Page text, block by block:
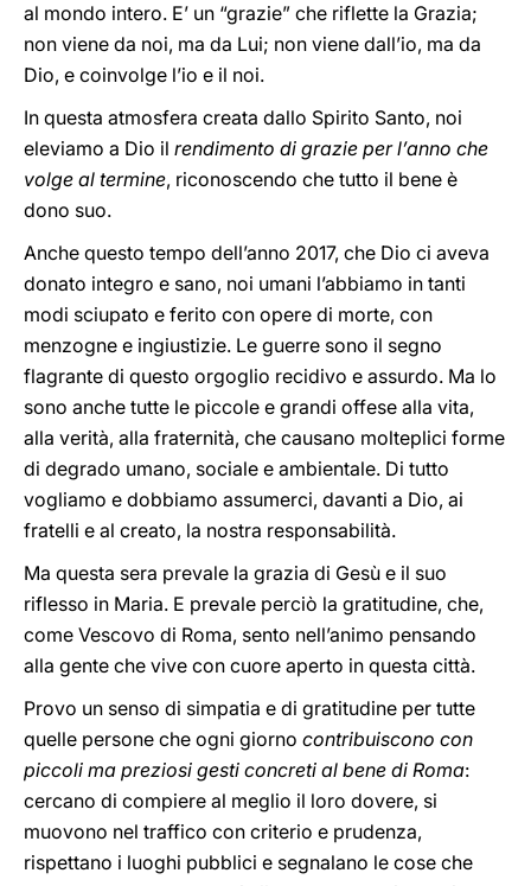
al mondo intero. E’ un “grazie” che riflette la Grazia;
non viene da noi, ma da Lui; non viene dall’io, ma da
Dio, e coinvolge l’io e il noi.
In questa atmosfera creata dallo Spirito Santo, noi
eleviamo a Dio il rendimento di grazie per l’anno che
volge al termine, riconoscendo che tutto il bene è
dono suo.
Anche questo tempo dell’anno 2017, che Dio ci aveva
donato integro e sano, noi umani l’abbiamo in tanti
modi sciupato e ferito con opere di morte, con
menzogne e ingiustizie. Le guerre sono il segno
flagrante di questo orgoglio recidivo e assurdo. Ma lo
sono anche tutte le piccole e grandi offese alla vita,
alla verità, alla fraternità, che causano molteplici forme
di degrado umano, sociale e ambientale. Di tutto
vogliamo e dobbiamo assumerci, davanti a Dio, ai
fratelli e al creato, la nostra responsabilità.
Ma questa sera prevale la grazia di Gesù e il suo
riflesso in Maria. E prevale perciò la gratitudine, che,
come Vescovo di Roma, sento nell’animo pensando
alla gente che vive con cuore aperto in questa città.
Provo un senso di simpatia e di gratitudine per tutte
quelle persone che ogni giorno contribuiscono con
piccoli ma preziosi gesti concreti al bene di Roma:
cercano di compiere al meglio il loro dovere, si
muovono nel traffico con criterio e prudenza,
rispettano i luoghi pubblici e segnalano le cose che